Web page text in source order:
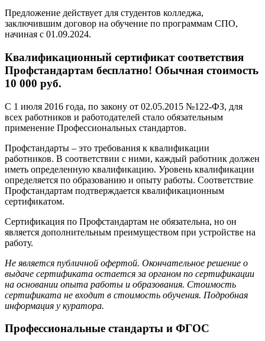
Предложение действует для студентов колледжа,
заключившим договор на обучение по программам СПО,
начиная с 01.09.2024.
Квалификационный сертификат соответствия
Профстандартам бесплатно! Обычная стоимость
10 000 руб.
С 1 июля 2016 года, по закону от 02.05.2015 №122-ФЗ, для
всех работников и работодателей стало обязательным
применение Профессиональных стандартов.
Профстандарты – это требования к квалификации
работников. В соответствии с ними, каждый работник должен
иметь определенную квалификацию. Уровень квалификации
определяется по образованию и опыту работы. Соответствие
Профстандартам подтверждается квалификационным
сертификатом.
Сертификация по Профстандартам не обязательна, но он
является дополнительным преимуществом при устройстве на
работу.
Не является публичной офертой. Окончательное решение о
выдаче сертификата остается за органом по сертификации
на основании опыта работы и образования. Стоимость
сертификата не входит в стоимость обучения. Подробная
информация у куратора.
Профессиональные стандарты и ФГОС